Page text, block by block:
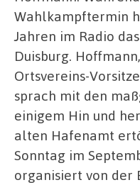
Wahlkampftermin
Jahren im Radio
Duisburg.
Ortsvereins-
sprach mit den
einigem Hin und
alten Hafenamt
Sonntag im
organisiert von der